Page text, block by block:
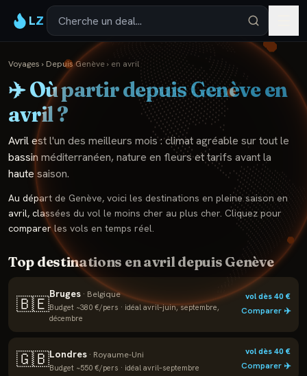
LZ
Voyages › DepuisGenève› en avril
✈️ Où partir depuisGenèveen
avril?
Avril est l'un des meilleurs mois : climat agréable sur tout le
bassin méditerranéen, nature en fleurs et tarifs avant la
haute saison.
Au départ de Genève, voici les destinations en pleine saison en
avril, classées du vol le moins cher au plus cher. Cliquez pour
comparer les vols en temps réel.
Top destinations enavrildepuis Genève
🇧🇪Bruges · Belgique
Budget ~380 €/pers · idéal avril–juin, septembre,
décembre
vol dès40€
Comparer ✈️
🇬🇧Londres · Royaume-Uni
Budget ~550 €/pers · idéal avril–septembre
vol dès40€
Comparer ✈️